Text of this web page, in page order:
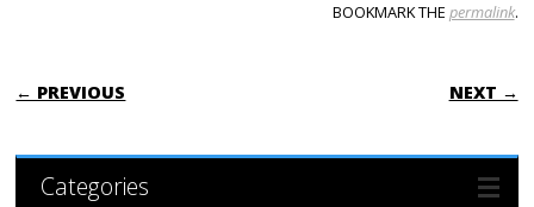
BOOKMARK THE permalink.
POST NAVIGATION
← PREVIOUS NEXT →
Categories